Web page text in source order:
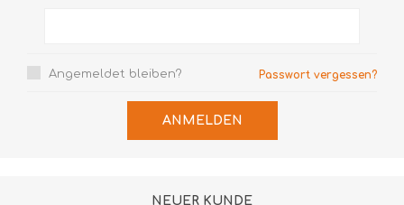
Angemeldet bleiben? Passwort vergessen?
ANMELDEN
NEUER KUNDE